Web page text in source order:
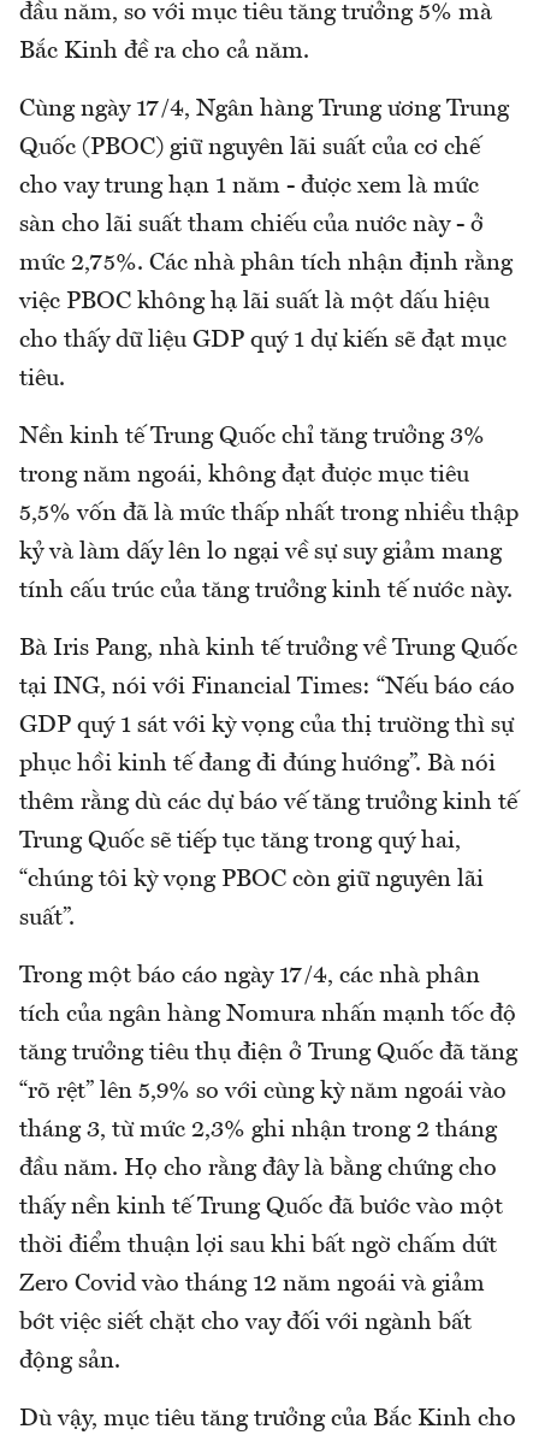
đầu năm, so với mục tiêu tăng trưởng 5% mà
Bắc Kinh đề ra cho cả năm.
Cùng ngày 17/4, Ngân hàng Trung ương Trung
Quốc (PBOC) giữ nguyên lãi suất của cơ chế
cho vay trung hạn 1 năm - được xem là mức
sàn cho lãi suất tham chiếu của nước này - ở
mức 2,75%. Các nhà phân tích nhận định rằng
việc PBOC không hạ lãi suất là một dấu hiệu
cho thấy dữ liệu GDP quý 1 dự kiến ​​​​sẽ đạt mục
tiêu.
Nền kinh tế Trung Quốc chỉ tăng trưởng 3%
trong năm ngoái, không đạt được mục tiêu
5,5% vốn đã là mức thấp nhất trong nhiều thập
kỷ và làm dấy lên lo ngại về sự suy giảm mang
tính cấu trúc của tăng trưởng kinh tế nước này.
Bà Iris Pang, nhà kinh tế trưởng về Trung Quốc
tại ING, nói với Financial Times: “Nếu báo cáo
GDP quý 1 sát với kỳ vọng của thị trường thì sự
phục hồi kinh tế đang đi đúng hướng”. Bà nói
thêm rằng dù các dự báo vế tăng trưởng kinh tế
Trung Quốc sẽ tiếp tục tăng trong quý hai,
“chúng tôi kỳ vọng PBOC còn giữ nguyên lãi
suất”.
Trong một báo cáo ngày 17/4, các nhà phân
tích của ngân hàng Nomura nhấn mạnh tốc độ
tăng trưởng tiêu thụ điện ở Trung Quốc đã tăng
“rõ rệt” lên 5,9% so với cùng kỳ năm ngoái vào
tháng 3, từ mức 2,3% ghi nhận trong 2 tháng
đầu năm. Họ cho rằng đây là bằng chứng cho
thấy nền kinh tế Trung Quốc đã bước vào một
thời điểm thuận lợi sau khi bất ngờ chấm dứt
Zero Covid vào tháng 12 năm ngoái và giảm
bớt việc siết chặt cho vay đối với ngành bất
động sản.
Dù vậy, mục tiêu tăng trưởng của Bắc Kinh cho